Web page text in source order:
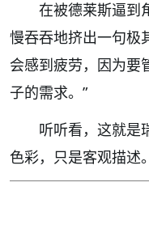
在被德莱斯逼到
慢吞吞地挤出一句极
会感到疲劳，因为要
子的需求。”
听听看，这就
色彩，只是客观描述。